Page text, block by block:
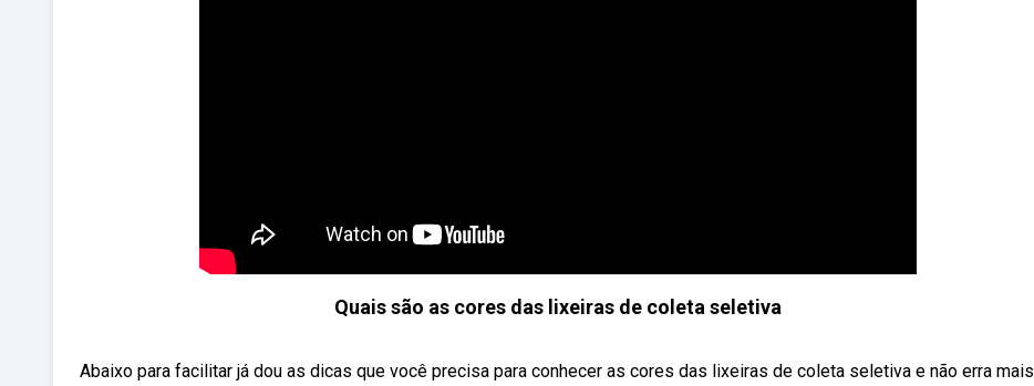
Quais são as cores das lixeiras de coleta seletiva
Abaixo para facilitar já dou as dicas que você precisa para conhecer as cores das lixeiras de coleta seletiva e não erra mais